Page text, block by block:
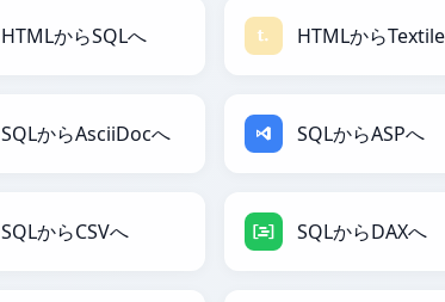
HTMLからSQLへ HTMLから
SQLからAsciiDocへ SQLからASPへ
SQLからCSVへ SQLからDAXへ